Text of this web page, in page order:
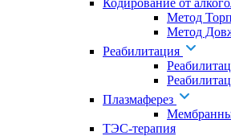
Кодирование от
Метод
Метод
Реабилитация
Плазмаферез
ТЭС-терапия